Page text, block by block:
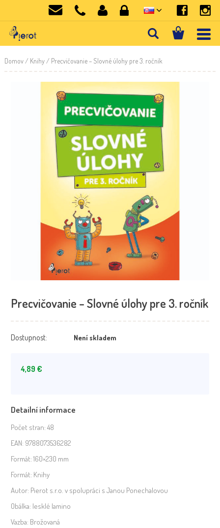
Domov/ Knihy/ Precvičovanie – Slovné úlohy pre 3. ročník
Precvičovanie – Slovné úlohy pre 3. ročník
Dostupnost: Není skladem
4,89 €
Detailní informace
Počet stran: 48
EAN: 9788073536282
Formát: 160×230 mm
Formát: Knihy
Autor: Pierot s.r.o. v spolupráci s Janou Ponechalovou
Obálka: lesklé lamino
Vazba: Brožovaná